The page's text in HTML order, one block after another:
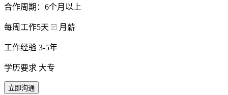
合作周期：6个月以上
每周工作5天 月薪
工作经验 3-5年
学历要求 大专
立即沟通